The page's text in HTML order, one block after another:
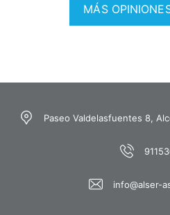
MÁS
Paseo Valdelasfuentes 8,
info@alser-